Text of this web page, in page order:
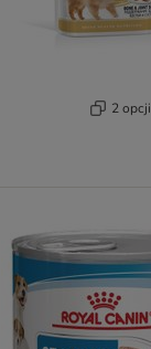
2 opcji